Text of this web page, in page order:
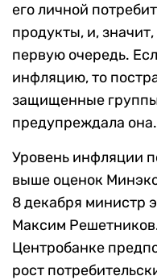
его личной
продукты, и,
первую очередь.
инфляцию, то
защищенные
предупреждала она.
Уровень инфляции
выше оценок
8 декабря министр
Максим
Центробанке
рост